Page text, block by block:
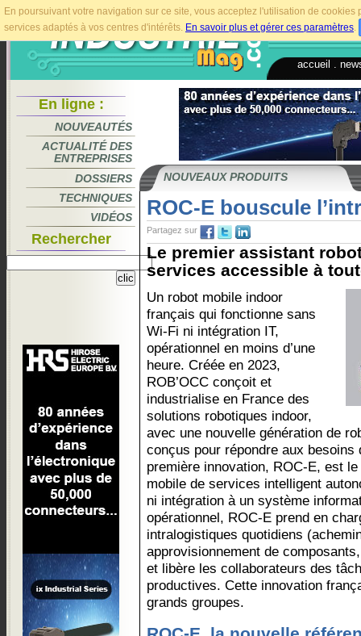
En poursuivant votre navigation sur ce site, vous acceptez l'utilisation de
services adaptés à vos centres d'intérêts. En savoir plus et gérer ces paramètres.
accueil
En ligne :
NOUVEAUTÉS
ACTUALITÉ DES
ENTREPRISES
DOSSIERS
TECHNIQUES
VIDÉOS
Rechercher
NOUVEAUX PRODUITS
ROC-E bouscule
Partagez sur
Le premier assistant
services accessible à
Un robot mobile indoor
français qui fonctionne sans
Wi-Fi ni intégration IT,
opérationnel en moins d’une
heure. Créée en 2023,
ROB’OCC conçoit et
industrialise en France des
solutions robotiques indoor,
avec une nouvelle génération de
conçus pour répondre aux
première innovation, ROC-E, est
mobile de services intelligent
ni intégration à un système
opérationnel, ROC-E prend en
intralogistiques quotidiens
approvisionnement de
et libère les collaborateurs des
productives. Cette innovation
grands groupes.